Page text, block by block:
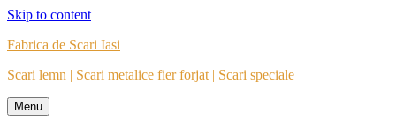
Skip to content
Fabrica de Scari Iasi
Scari lemn | Scari metalice fier forjat | Scari speciale
Menu